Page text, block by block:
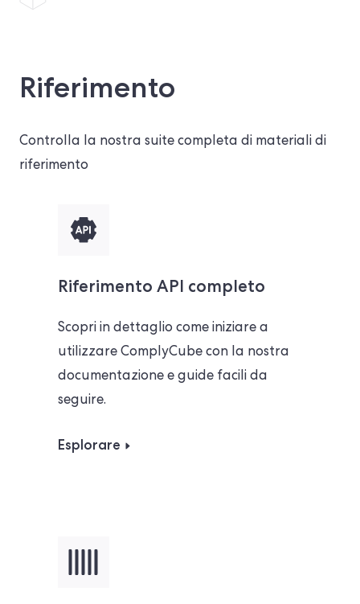
Riferimento
Controlla la nostra suite completa di materiali di
riferimento
Riferimento API completo
Scopri in dettaglio come iniziare a
utilizzare ComplyCube con la nostra
documentazione e guide facili da
seguire.
Esplorare